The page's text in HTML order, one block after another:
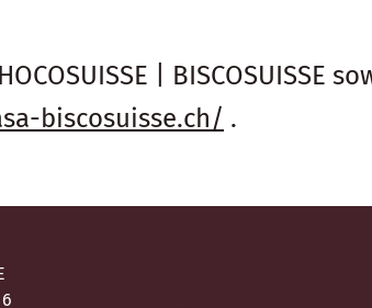
| BISCOSUISSE
biscosuisse.ch/ .